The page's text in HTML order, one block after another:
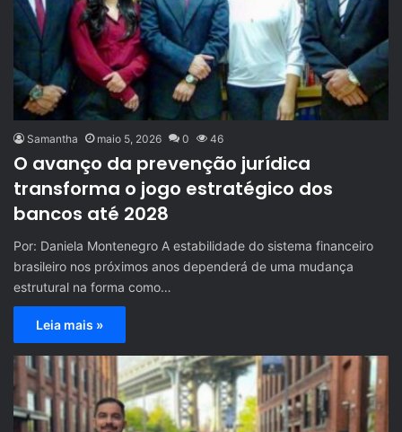
Samantha maio 5, 2026 0 46
O avanço da prevenção jurídica
transforma o jogo estratégico dos
bancos até 2028
Por: Daniela Montenegro A estabilidade do sistema financeiro
brasileiro nos próximos anos dependerá de uma mudança
estrutural na forma como…
Leia mais »